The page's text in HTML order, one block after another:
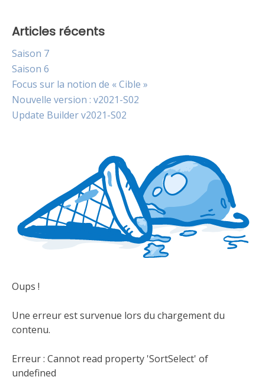
Articles récents
Saison 7
Saison 6
Focus sur la notion de « Cible »
Nouvelle version : v2021-S02
Update Builder v2021-S02
Oups !
Une erreur est survenue lors du chargement du
contenu.
Erreur : Cannot read property 'SortSelect' of
undefined